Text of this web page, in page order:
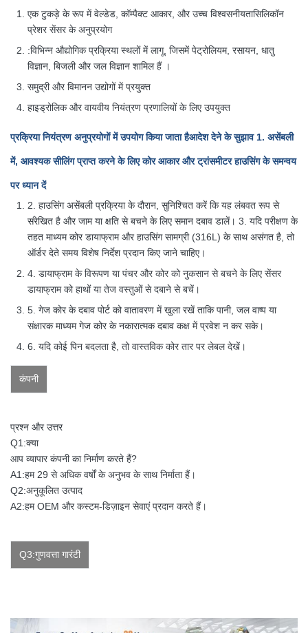
एक टुकड़े के रूप में वेल्डेड, कॉम्पैक्ट आकार, और उच्च विश्वसनीयतासिलिकॉन
प्रेशर सेंसर के अनुप्रयोग
:विभिन्न औद्योगिक प्रक्रिया स्थलों में लागू, जिसमें पेट्रोलियम, रसायन, धातु
विज्ञान, बिजली और जल विज्ञान शामिल हैं।
समुद्री और विमानन उद्योगों में प्रयुक्त
हाइड्रोलिक और वायवीय नियंत्रण प्रणालियों के लिए उपयुक्त
प्रक्रिया नियंत्रण अनुप्रयोगों में उपयोग किया जाता हैआदेश देने के सुझाव1. असेंबली
में, आवश्यक सीलिंग प्राप्त करने के लिए कोर आकार और ट्रांसमीटर हाउसिंग के समन्वय
पर ध्यान दें
2. हाउसिंग असेंबली प्रक्रिया के दौरान, सुनिश्चित करें कि यह लंबवत रूप से
संरेखित है और जाम या क्षति से बचने के लिए समान दबाव डालें। 3. यदि परीक्षण के
तहत माध्यम कोर डायाफ्राम और हाउसिंग सामग्री (316L) के साथ असंगत है, तो
ऑर्डर देते समय विशेष निर्देश प्रदान किए जाने चाहिए।
4. डायाफ्राम के विरूपण या पंचर और कोर को नुकसान से बचने के लिए सेंसर
डायाफ्राम को हाथों या तेज वस्तुओं से दबाने से बचें।
5. गेज कोर के दबाव पोर्ट को वातावरण में खुला रखें ताकि पानी, जल वाष्प या
संक्षारक माध्यम गेज कोर के नकारात्मक दबाव कक्ष में प्रवेश न कर सके।
6. यदि कोई पिन बदलता है, तो वास्तविक कोर तार पर लेबल देखें।
कंपनी
प्रश्न और उत्तर
Q1:क्या
आप व्यापार कंपनी का निर्माण करते हैं?
A1:हम 29 से अधिक वर्षों के अनुभव के साथ निर्माता हैं।
Q2:अनुकूलित उत्पाद
A2:हम OEM और कस्टम-डिज़ाइन सेवाएं प्रदान करते हैं।
Q3:गुणवत्ता गारंटी